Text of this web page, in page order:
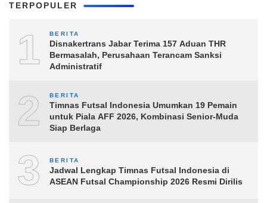
TERPOPULER
1 BERITA
Disnakertrans Jabar Terima 157 Aduan THR
Bermasalah, Perusahaan Terancam Sanksi
Administratif
2 BERITA
Timnas Futsal Indonesia Umumkan 19 Pemain
untuk Piala AFF 2026, Kombinasi Senior-Muda
Siap Berlaga
3 BERITA
Jadwal Lengkap Timnas Futsal Indonesia di
ASEAN Futsal Championship 2026 Resmi Dirilis